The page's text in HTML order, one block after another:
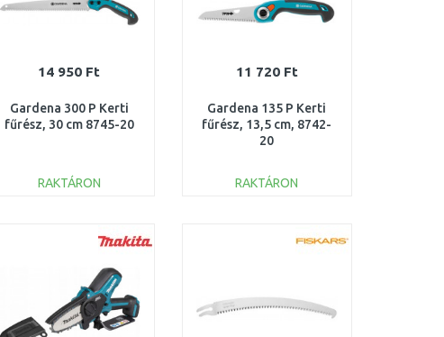
14 950 Ft
Gardena 300 P Kerti
fűrész, 30 cm 8745-20
RAKTÁRON
Összehasonlítás
11 720 Ft
Gardena 135 P Kerti
fűrész, 13,5 cm, 8742-
20
RAKTÁRON
Összehasonlítás